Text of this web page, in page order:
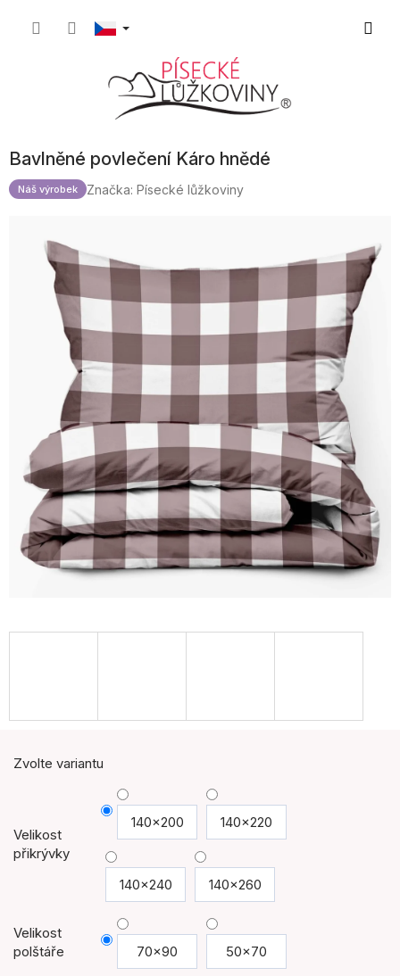
Bavlněné povlečení Káro hnědé
Náš výrobek Značka: Písecké lůžkoviny
Zvolte variantu
Velikost
přikrývky
140x200 140x220
140x240 140x260
Velikost
polštáře
70x90 50x70